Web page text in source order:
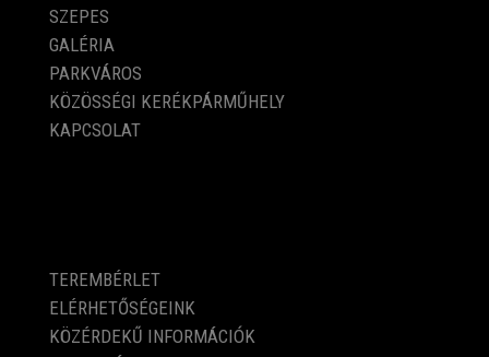
SZEPES
GALÉRIA
PARKVÁROS
KÖZÖSSÉGI KERÉKPÁRMŰHELY
KAPCSOLAT
TEREMBÉRLET
ELÉRHETŐSÉGEINK
KÖZÉRDEKŰ INFORMÁCIÓK